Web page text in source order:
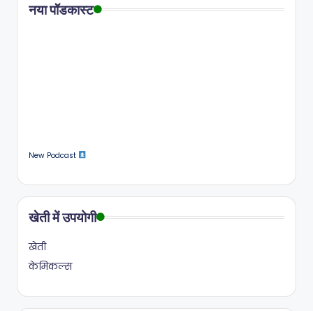
नया पॉडकास्ट
New Podcast
खेती में उपयोगी
खेती
केमिकल्स